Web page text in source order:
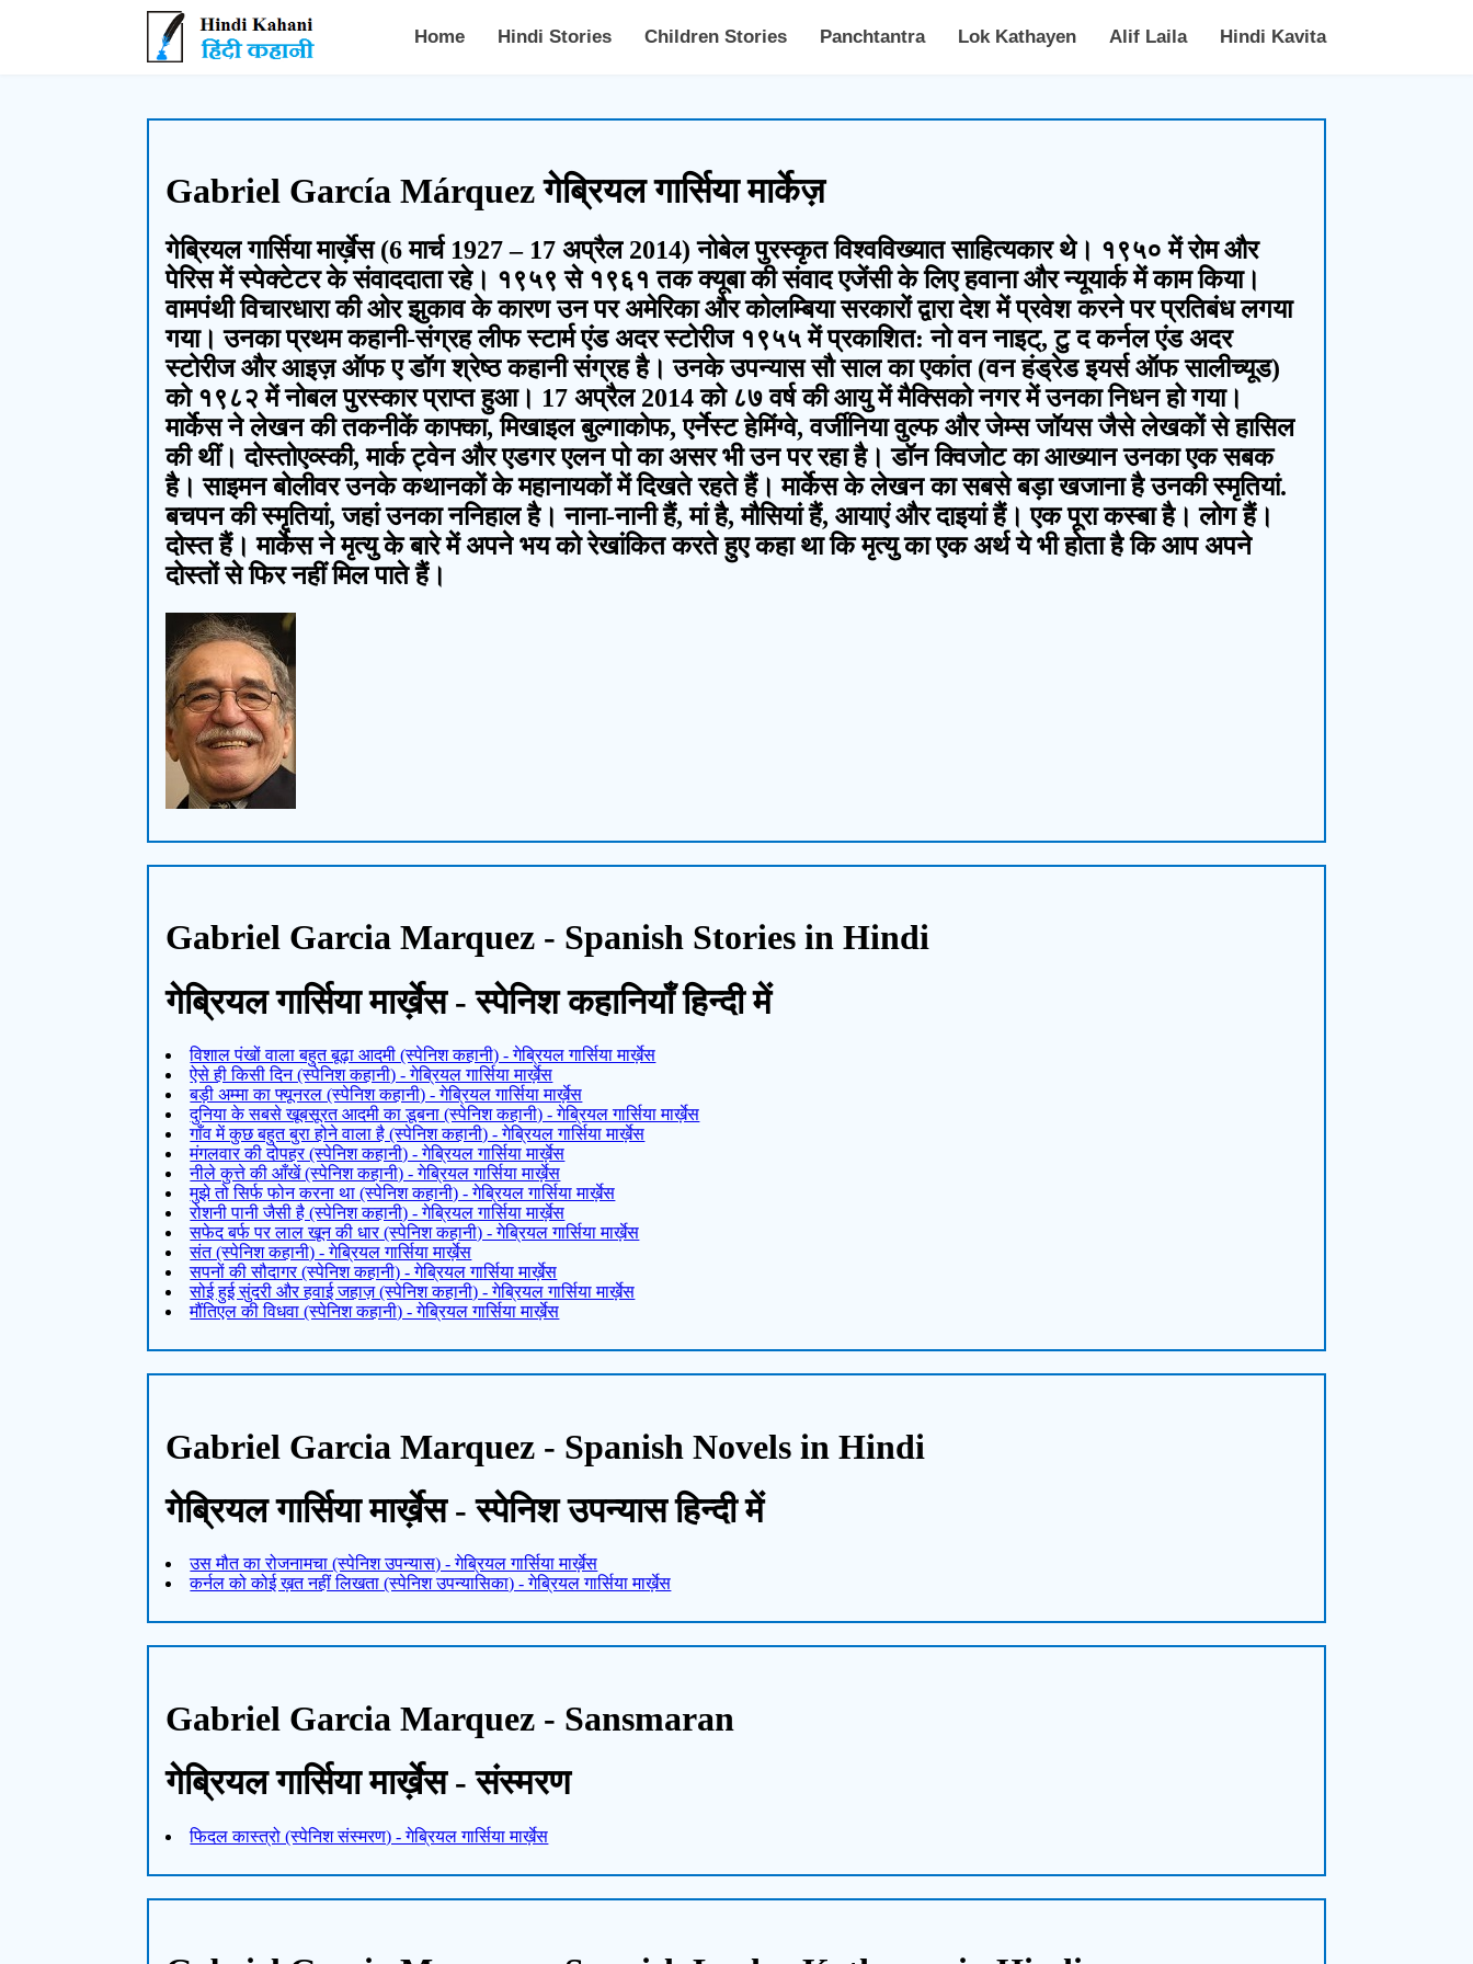
Hindi Kahani - हिंदी कहानी
Home Hindi Stories Children Stories Panchtantra Lok Kathayen Alif Laila Hindi Kavita
Gabriel García Márquez गेब्रियल गार्सिया मार्केज़
गेब्रियल गार्सिया मार्ख़ेस (6 मार्च 1927 – 17 अप्रैल 2014) नोबेल पुरस्कृत विश्वविख्यात साहित्यकार थे। १९५० में रोम और
पेरिस में स्पेक्टेटर के संवाददाता रहे। १९५९ से १९६१ तक क्यूबा की संवाद एजेंसी के लिए हवाना और न्यूयार्क में काम किया।
वामपंथी विचारधारा की ओर झुकाव के कारण उन पर अमेरिका और कोलम्बिया सरकारों द्वारा देश में प्रवेश करने पर प्रतिबंध लगया
गया। उनका प्रथम कहानी-संग्रह लीफ स्टार्म एंड अदर स्टोरीज १९५५ में प्रकाशित: नो वन नाइट्, टु द कर्नल एंड अदर
स्टोरीज और आइज़ ऑफ ए डॉग श्रेष्ठ कहानी संग्रह है। उनके उपन्यास सौ साल का एकांत (वन हंड्रेड इयर्स ऑफ सालीच्यूड)
को १९८२ में नोबल पुरस्कार प्राप्त हुआ। 17 अप्रैल 2014 को ८७ वर्ष की आयु में मैक्सिको नगर में उनका निधन हो गया।
मार्केस ने लेखन की तकनीकें काफ्का, मिखाइल बुल्गाकोफ, एर्नेस्ट हेमिंग्वे, वर्जीनिया वुल्फ और जेम्स जॉयस जैसे लेखकों से हासिल
की थीं। दोस्तोएव्स्की, मार्क ट्वेन और एडगर एलन पो का असर भी उन पर रहा है। डॉन क्विजोट का आख्यान उनका एक सबक
है। साइमन बोलीवर उनके कथानकों के महानायकों में दिखते रहते हैं। मार्केस के लेखन का सबसे बड़ा खजाना है उनकी स्मृतियां.
बचपन की स्मृतियां, जहां उनका ननिहाल है। नाना-नानी हैं, मां है, मौसियां हैं, आयाएं और दाइयां हैं। एक पूरा कस्बा है। लोग हैं।
दोस्त हैं। मार्केस ने मृत्यु के बारे में अपने भय को रेखांकित करते हुए कहा था कि मृत्यु का एक अर्थ ये भी होता है कि आप अपने
दोस्तों से फिर नहीं मिल पाते हैं।
Gabriel Garcia Marquez - Spanish Stories in Hindi
गेब्रियल गार्सिया मार्ख़ेस - स्पेनिश कहानियाँ हिन्दी में
विशाल पंखों वाला बहुत बूढ़ा आदमी (स्पेनिश कहानी) - गेब्रियल गार्सिया मार्ख़ेस
ऐसे ही किसी दिन (स्पेनिश कहानी) - गेब्रियल गार्सिया मार्ख़ेस
बड़ी अम्मा का फ्यूनरल (स्पेनिश कहानी) - गेब्रियल गार्सिया मार्ख़ेस
दुनिया के सबसे खूबसूरत आदमी का डूबना (स्पेनिश कहानी) - गेब्रियल गार्सिया मार्ख़ेस
गाँव में कुछ बहुत बुरा होने वाला है (स्पेनिश कहानी) - गेब्रियल गार्सिया मार्ख़ेस
मंगलवार की दोपहर (स्पेनिश कहानी) - गेब्रियल गार्सिया मार्ख़ेस
नीले कुत्ते की आँखें (स्पेनिश कहानी) - गेब्रियल गार्सिया मार्ख़ेस
मुझे तो सिर्फ फोन करना था (स्पेनिश कहानी) - गेब्रियल गार्सिया मार्ख़ेस
रोशनी पानी जैसी है (स्पेनिश कहानी) - गेब्रियल गार्सिया मार्ख़ेस
सफेद बर्फ पर लाल खून की धार (स्पेनिश कहानी) - गेब्रियल गार्सिया मार्ख़ेस
संत (स्पेनिश कहानी) - गेब्रियल गार्सिया मार्ख़ेस
सपनों की सौदागर (स्पेनिश कहानी) - गेब्रियल गार्सिया मार्ख़ेस
सोई हुई सुंदरी और हवाई जहाज़ (स्पेनिश कहानी) - गेब्रियल गार्सिया मार्ख़ेस
मौंतिएल की विधवा (स्पेनिश कहानी) - गेब्रियल गार्सिया मार्ख़ेस
Gabriel Garcia Marquez - Spanish Novels in Hindi
गेब्रियल गार्सिया मार्ख़ेस - स्पेनिश उपन्यास हिन्दी में
उस मौत का रोजनामचा (स्पेनिश उपन्यास) - गेब्रियल गार्सिया मार्ख़ेस
कर्नल को कोई ख़त नहीं लिखता (स्पेनिश उपन्यासिका) - गेब्रियल गार्सिया मार्ख़ेस
Gabriel Garcia Marquez - Sansmaran
गेब्रियल गार्सिया मार्ख़ेस - संस्मरण
फिदल कास्त्रो (स्पेनिश संस्मरण) - गेब्रियल गार्सिया मार्ख़ेस